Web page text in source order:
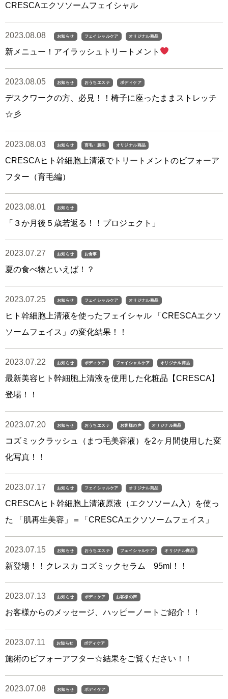
CRESCAエクソソームフェイシャル
2023.08.08 お知らせ フェイシャルケア オリジナル商品
新メニュー！アイラッシュトリートメント
2023.08.05 お知らせ おうちエステ ボディケア
デスクワークの方、必見！！椅子に座ったままストレッチ
☆彡
2023.08.03 お知らせ 育毛・脱毛 オリジナル商品
CRESCAヒト幹細胞上清液でトリートメントのビフォーア
フター（育毛編）
2023.08.01 お知らせ
「３か月後５歳若返る！！プロジェクト」
2023.07.27 お知らせ お食事
夏の食べ物といえば！？
2023.07.25 お知らせ フェイシャルケア オリジナル商品
ヒト幹細胞上清液を使ったフェイシャル 「CRESCAエクソ
ソームフェイス」の変化結果！！
2023.07.22 お知らせ ボディケア フェイシャルケア オリジナル商品
最新美容ヒト幹細胞上清液を使用した化粧品【CRESCA】
登場！！
2023.07.20 お知らせ おうちエステ お客様の声 オリジナル商品
コズミックラッシュ（まつ毛美容液）を2ヶ月間使用した変
化写真！！
2023.07.17 お知らせ フェイシャルケア オリジナル商品
CRESCAヒト幹細胞上清液原液（エクソソーム入）を使っ
た 「肌再生美容」＝「CRESCAエクソソームフェイス」
2023.07.15 お知らせ おうちエステ フェイシャルケア オリジナル商品
新登場！！クレスカ コズミックセラム 95ml！！
2023.07.13 お知らせ ボディケア お客様の声
お客様からのメッセージ、ハッピーノートご紹介！！
2023.07.11 お知らせ ボディケア
施術のビフォーアフター☆結果をご覧ください！！
2023.07.08 お知らせ ボディケア